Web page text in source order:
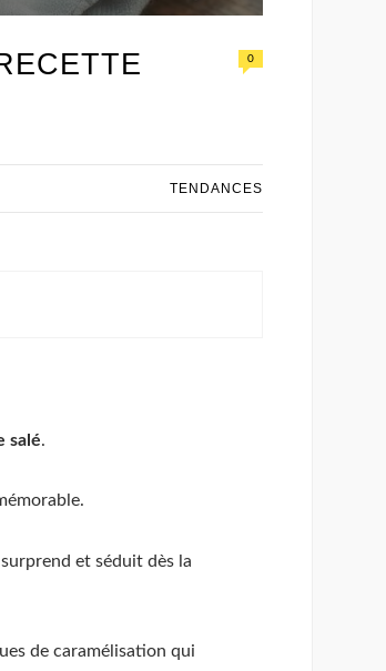
0
TENDANCES
salé.
et séduit dès la
de caramélisation qui